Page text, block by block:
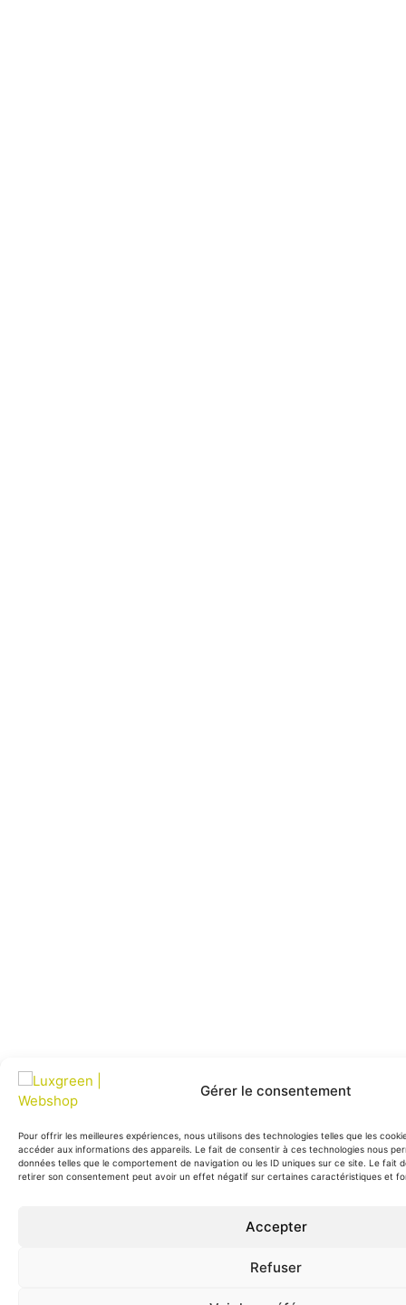
Gérer le consentement
Pour offrir les meilleures expériences, nous utilisons des technologies telles que les
accéder aux informations des appareils. Le fait de consentir à ces technologies nous
données telles que le comportement de navigation ou les ID uniques sur ce site. Le fait
retirer son consentement peut avoir un effet négatif sur certaines caractéristiques et
Accepter
Refuser